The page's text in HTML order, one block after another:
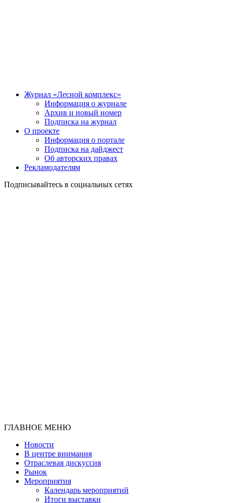
Журнал «Лесной комплекс»
Информация о журнале
Архив и новый номер
Подписка на журнал
О проекте
Информация о портале
Подписка на дайджест
Об авторских правах
Рекламодателям
Подписывайтесь в социальных сетях
ГЛАВНОЕ МЕНЮ
Новости
В центре внимания
Отраслевая дискуссия
Рынок
Мероприятия
Календарь мероприятий
Итоги выставки